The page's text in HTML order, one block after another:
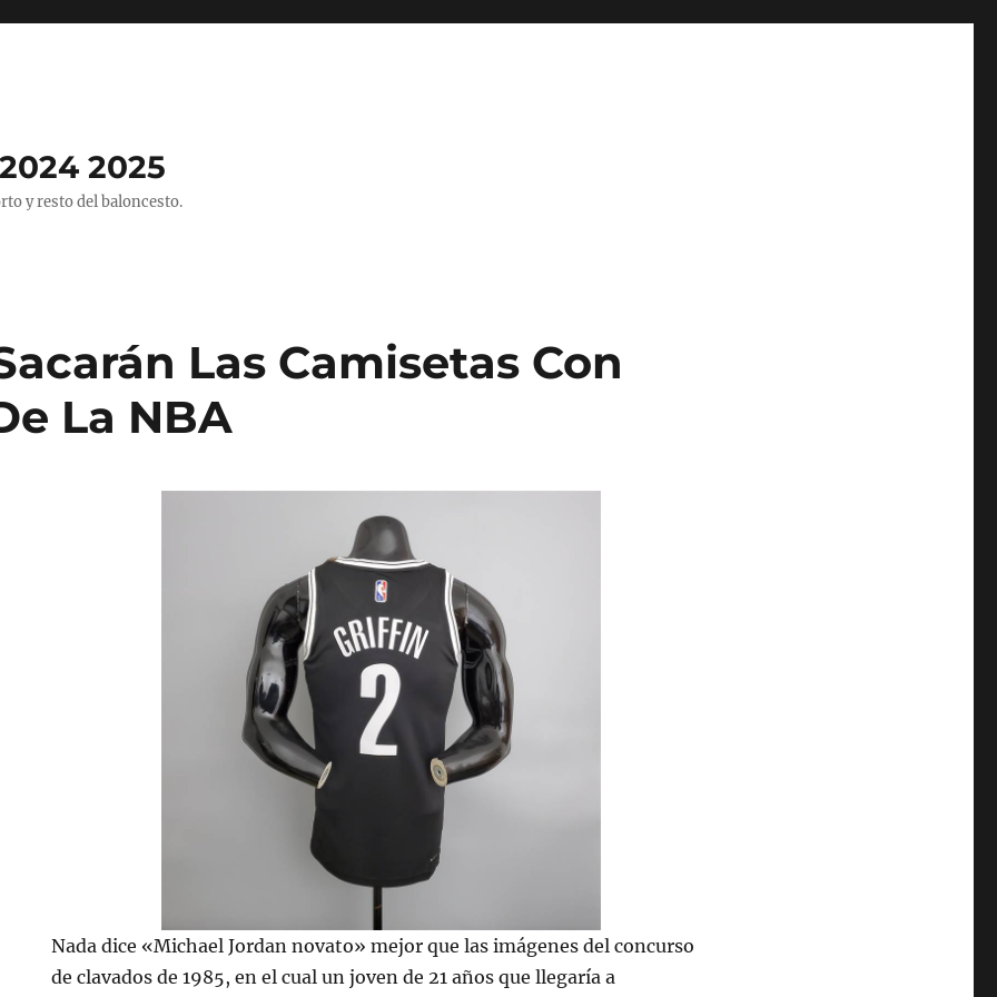
2025
y resto del baloncesto.
Las Camisetas Con
La NBA
Nada dice «Michael Jordan novato» mejor que las imágenes del concurso
de clavados de 1985, en el cual un joven de 21 años que llegaría a